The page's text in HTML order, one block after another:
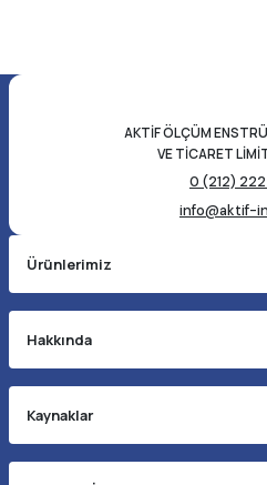
AKTİF ÖLÇÜM
VE TİCARET
0 (212)
info@aktif-
Ürünlerimiz
Hakkında
Kaynaklar